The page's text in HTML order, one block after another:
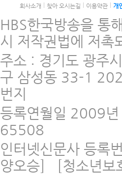
회사소개 찾아 오시는길 이용약관 개
HBS한국방송을 통
시 저작권법에 저촉
주소 : 경기도 광주
구 삼성동 33-1
번지
등록연월일 2009
65508
인터넷신문사 등
양오승] [청소년보